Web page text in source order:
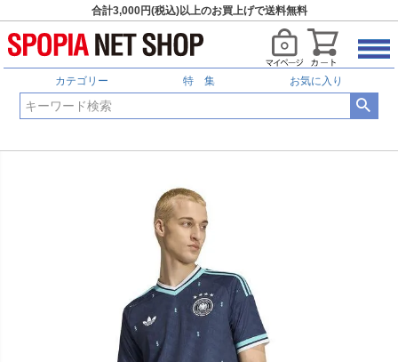
合計3,000円(税込)以上のお買上げで送料無料
カテゴリー 特 集 お気に入り